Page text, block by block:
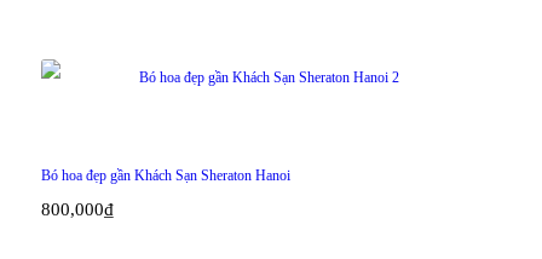
Bó hoa đẹp gần Khách Sạn Sheraton Hanoi
800,000₫